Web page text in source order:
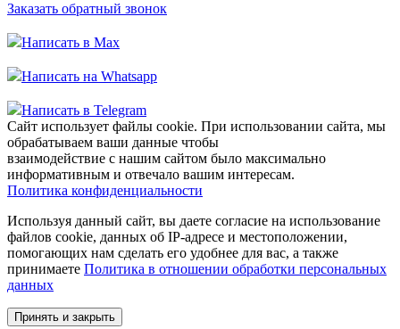
Заказать обратный звонок
Написать в Max
Написать на Whatsapp
Написать в Telegram
Сайт использует файлы cookie. При использовании сайта, мы
обрабатываем ваши данные чтобы
взаимодействие с нашим сайтом было максимально
информативным и отвечало вашим интересам.
Политика конфиденциальности
Используя данный сайт, вы даете согласие на использование
файлов cookie, данных об IP-адресе и местоположении,
помогающих нам сделать его удобнее для вас, а также
принимаете Политика в отношении обработки персональных
данных
Принять и закрыть